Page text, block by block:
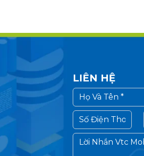
LIÊN HỆ